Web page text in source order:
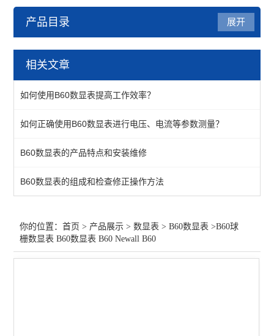
产品目录
数显表
查看全部 >>
展开
相关文章
如何使用B60数显表提高工作效率？
如何正确使用B60数显表进行电压、电流等参数测量？
B60数显表的产品特点和安装维修
B60数显表的组成和检查修正操作方法
你的位置：首页 > 产品展示 >数显表 >B60数显表 >B60球
栅数显表 B60数显表 B60 Newall B60